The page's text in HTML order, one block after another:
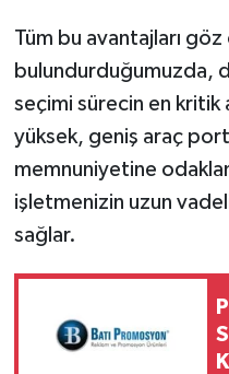
Tüm bu avantajları
bulundurduğumuzda,
seçimi sürecin en kritik
yüksek, geniş araç
memnuniyetine
işletmenizin uzun
sağlar.